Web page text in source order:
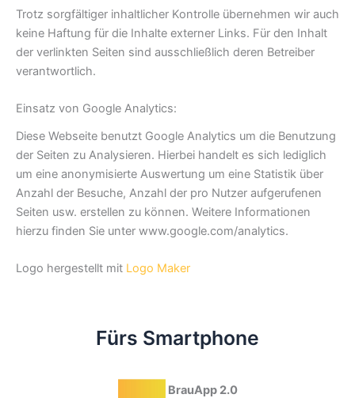
Trotz sorgfältiger inhaltlicher Kontrolle übernehmen wir auch
keine Haftung für die Inhalte externer Links. Für den Inhalt
der verlinkten Seiten sind ausschließlich deren Betreiber
verantwortlich.
Einsatz von Google Analytics:
Diese Webseite benutzt Google Analytics um die Benutzung
der Seiten zu Analysieren. Hierbei handelt es sich lediglich
um eine anonymisierte Auswertung um eine Statistik über
Anzahl der Besuche, Anzahl der pro Nutzer aufgerufenen
Seiten usw. erstellen zu können. Weitere Informationen
hierzu finden Sie unter www.google.com/analytics.
Logo hergestellt mit Logo Maker
Fürs Smartphone
BrauApp 2.0